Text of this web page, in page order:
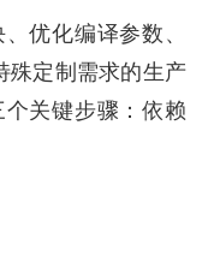
优化编译参数、
殊定制需求的生产
关键步骤：依赖